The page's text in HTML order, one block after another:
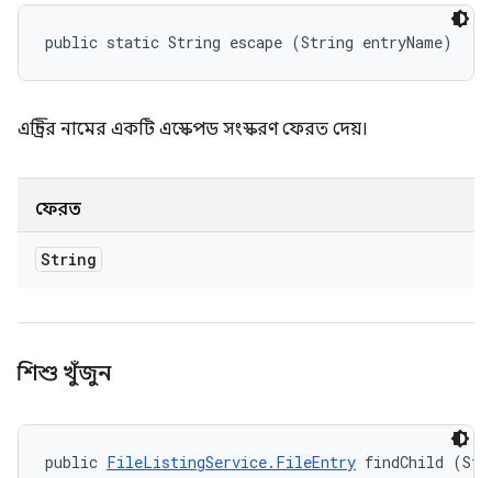
public static String escape (String entryName)
এন্ট্রির নামের একটি এস্কেপড সংস্করণ ফেরত দেয়।
ফেরত
String
শিশু খুঁজুন
public FileListingService.FileEntry findChild